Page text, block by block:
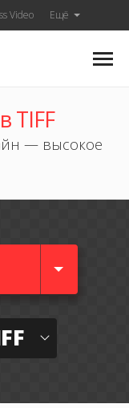
Video Ещё
TIFF
— высокое